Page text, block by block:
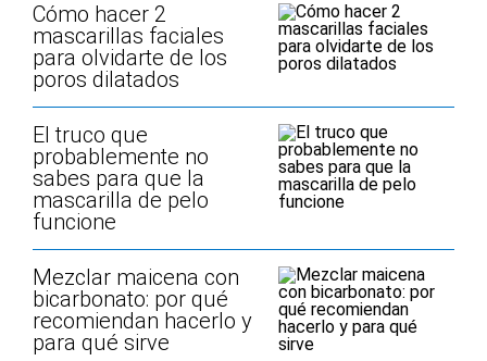
Cómo hacer 2
mascarillas faciales
para olvidarte de los
poros dilatados
El truco que
probablemente no
sabes para que la
mascarilla de pelo
funcione
Mezclar maicena con
bicarbonato: por qué
recomiendan hacerlo y
para qué sirve